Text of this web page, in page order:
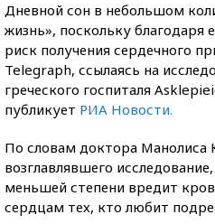
Дневной сон в небольшом
жизнь», поскольку благодаря
риск получения сердечного
Telegraph, ссылаясь на
греческого госпиталя
публикует РИА Новости.
По словам доктора Манолиса
возглавлявшего
меньшей степени вредит
сердцам тех, кто любит